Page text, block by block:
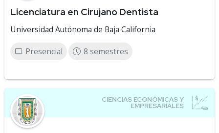
Licenciatura en Cirujano Dentista
Universidad Autónoma de Baja California
Presencial 8 semestres